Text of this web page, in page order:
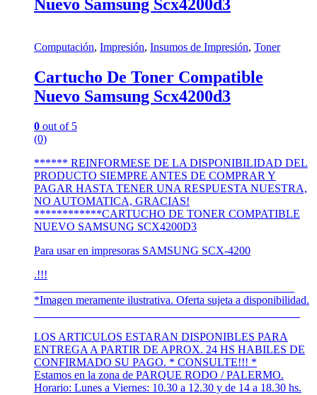
Nuevo Samsung Scx4200d3
Computación, Impresión, Insumos de Impresión, Toner
Cartucho De Toner Compatible
Nuevo Samsung Scx4200d3
0 out of 5
(0)
****** REINFORMESE DE LA DISPONIBILIDAD DEL
PRODUCTO SIEMPRE ANTES DE COMPRAR Y
PAGAR HASTA TENER UNA RESPUESTA NUESTRA,
NO AUTOMATICA, GRACIAS!
************CARTUCHO DE TONER COMPATIBLE
NUEVO SAMSUNG SCX4200D3
Para usar en impresoras SAMSUNG SCX-4200
.!!!
*Imagen meramente ilustrativa. Oferta sujeta a disponibilidad.
LOS ARTICULOS ESTARAN DISPONIBLES PARA
ENTREGA A PARTIR DE APROX. 24 HS HABILES DE
CONFIRMADO SU PAGO. * CONSULTE!!! *
Estamos en la zona de PARQUE RODO / PALERMO.
Horario: Lunes a Viernes: 10.30 a 12.30 y de 14 a 18.30 hs.